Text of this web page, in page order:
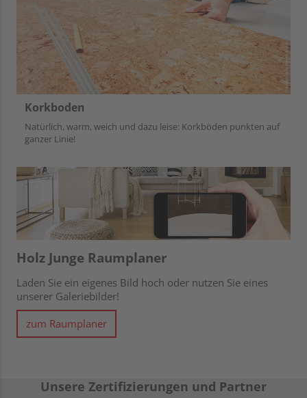
Korkboden
Natürlich, warm, weich und dazu leise: Korkböden punkten auf
ganzer Linie!
Holz Junge Raumplaner
Laden Sie ein eigenes Bild hoch oder nutzen Sie eines
unserer Galeriebilder!
zum Raumplaner
Unsere Zertifizierungen und Partner